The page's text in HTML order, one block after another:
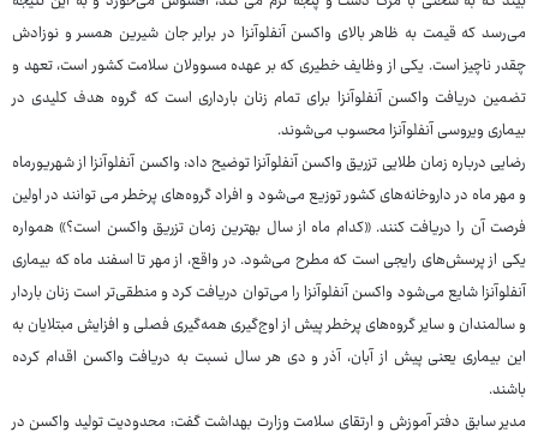
می‌رسد که قیمت به ظاهر بالای واکسن آنفلوآنزا در برابر جان شیرین همسر و نوزادش
چقدر ناچیز است. یکی از وظایف خطیری که بر عهده مسوولان سلامت کشور است، تعهد و
تضمین دریافت واکسن آنفلوآنزا برای تمام زنان بارداری است که گروه هدف کلیدی در
بیماری ویروسی آنفلوآنزا محسوب می‌شوند.
رضایی درباره زمان طلایی تزریق واکسن آنفلوآنزا توضیح داد: واکسن آنفلوآنزا از شهریورماه
و مهر ماه در داروخانه‌های کشور توزیع می‌شود و افراد گروه‌های پرخطر می توانند در اولین
فرصت آن را دریافت کنند. «کدام ماه از سال بهترین زمان تزریق واکسن است؟» همواره
یکی از پرسش‌های رایجی است که مطرح می‌شود. در واقع، از مهر تا اسفند ماه که بیماری
آنفلوآنزا شایع می‌شود واکسن آنفلوآنزا را می‌توان دریافت کرد و منطقی‌تر است زنان باردار
و سالمندان و سایر گروه‌های پرخطر پیش از اوج‌گیری همه‌گیری فصلی و افزایش مبتلایان به
این بیماری یعنی پیش از آبان، آذر و دی هر سال نسبت به دریافت واکسن اقدام کرده‌
باشند.
مدیر سابق دفتر آموزش و ارتقای سلامت وزارت بهداشت گفت: محدودیت تولید واکسن در